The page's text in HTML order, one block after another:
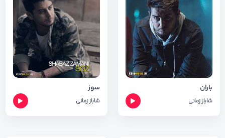
باران
شاباز زمانی
سوز
شاباز زمانی